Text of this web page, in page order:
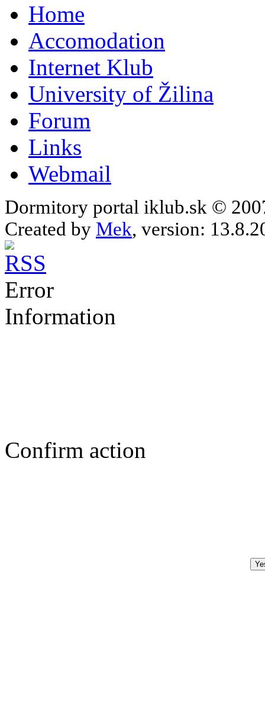
Home
Accomodation
Internet Klub
University of Žilina
Forum
Links
Webmail
Dormitory portal iklub.sk ©
Created by Mek, version:
Error
Information
Confirm action